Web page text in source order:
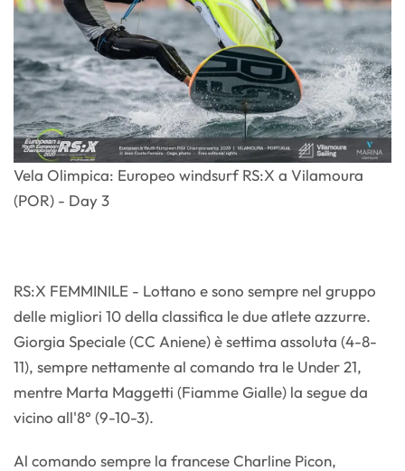
Vela Olimpica: Europeo windsurf RS:X a Vilamoura
(POR) - Day 3
RS:X FEMMINILE - Lottano e sono sempre nel gruppo
delle migliori 10 della classifica le due atlete azzurre.
Giorgia Speciale (CC Aniene) è settima assoluta (4-8-
11), sempre nettamente al comando tra le Under 21,
mentre Marta Maggetti (Fiamme Gialle) la segue da
vicino all'8° (9-10-3).
Al comando sempre la francese Charline Picon,